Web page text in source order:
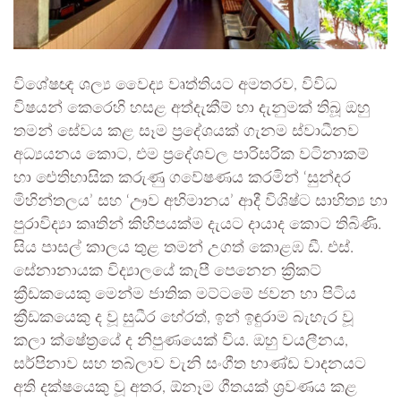
විශේෂඥ ශල්‍ය වෛද්‍ය වෘත්තියට අමතරව, විවිධ
විෂයන් කෙරෙහි හසළ අත්දැකීම් හා දැනුමක් තිබූ ඔහු
තමන් සේවය කළ සෑම ප්‍රදේශයක් ගැනම ස්වාධීනව
අධ්‍යයනය කොට, එම ප්‍රදේශවල පාරිසරික වටිනාකම්
හා ඓතිහාසික කරුණු ගවේෂණය කරමින් ‘සුන්දර
මිහින්තලය’ සහ ‘ඌව අභිමානය’ ආදී විශිෂ්ට සාහිත්‍ය හා
පුරාවිද්‍යා කෘතින් කිහිපයක්ම දැයට දායාද කොට තිබිණි.
සිය පාසල් කාලය තුළ තමන් උගත් කොළඹ ඩී. එස්.
සේනානායක විද්‍යාලයේ කැපී පෙනෙන ක්‍රිකට්
ක්‍රීඩකයෙකු මෙන්ම ජාතික මට්ටමේ ජවන හා පිටිය
ක්‍රීඩකයෙකු ද වූ සුධීර හේරත්, ඉන් ඉඳුරාම බැහැර වූ
කලා ක්ෂේත්‍රයේ ද නිපුණයෙක් විය. ඔහු වයලීනය,
සර්පිනාව සහ තබ්ලාව වැනි සංගීත භාණ්ඩ වාදනයට
අති දක්ෂයෙකු වූ අතර, ඕනෑම ගීතයක් ශ්‍රවණය කළ